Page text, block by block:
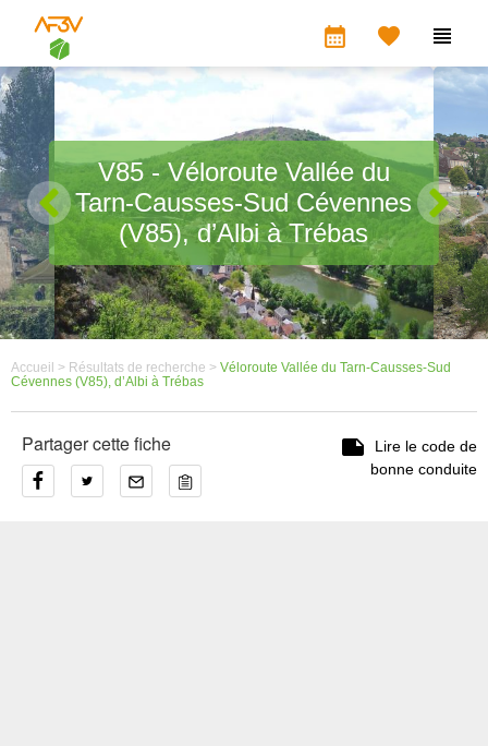
calendar_month  
V85 - Véloroute Vallée du
Tarn-Causses-Sud Cévennes
(V85), d’Albi à Trébas
Accueil > Résultats de recherche > Véloroute Vallée du Tarn-Causses-Sud
Cévennes (V85), d’Albi à Trébas
Partager cette fiche 
Lire le code de
bonne conduite